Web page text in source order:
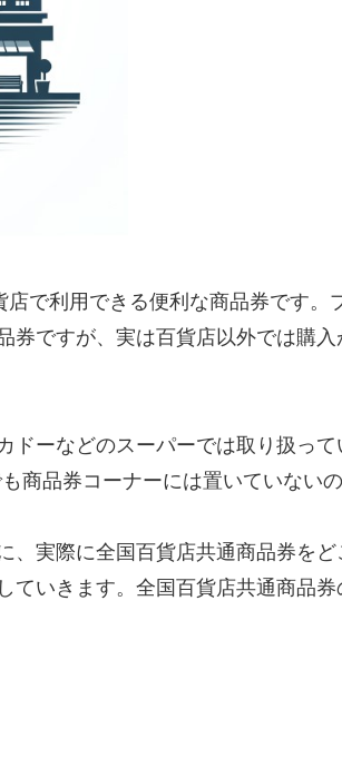
店で利用できる便利な商品券です。
券ですが、実は百貨店以外では購
ーなどのスーパーでは取り扱って
商品券コーナーには置いていないの
実際に全国百貨店共通商品券をど
ていきます。全国百貨店共通商品